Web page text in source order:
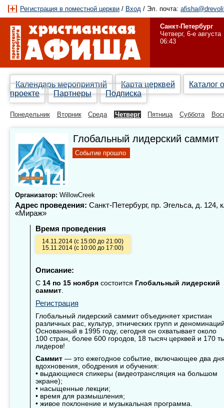
Регистрация в поместной церкви / Вход / Эл. почта:
Санкт-Петербург
Четверг, 6-е августа
06:43
Календарь мероприятий Карта церквей
Каталог
проекте
Партнеры Подписка
Понедельник Вторник Среда Четверг Пятница Суббота
Глобальный лидерский саммит
Событие прошло
Организатор: WillowCreek
Адрес проведения: Санкт-Петербург, пр. Эгельса, д. 124,
«Мираж»
Время проведения
14.11.2014 (с 15:00 до 21:00)
15.11.2014 (с 10:00 до 17:00)
Описание:
С 14 по 15 ноября состоится Глобальный лидерский
саммит.
Регистрация
Глобальный лидерский саммит объединяет христиан
различных рас, культур, этнических групп и
Основанный в 1995 году, сегодня он охватывает около
100 стран, более 600 городов, 18 тысяч церквей и 170
лидеров!
Саммит — это ежегодное событие, включающее два
вдохновения, ободрения и обучения:
• выдающиеся спикеры (видеотрансляция на большом
экране);
• насыщенные лекции;
• время для размышления;
• живое поклонение и музыкальная программа.